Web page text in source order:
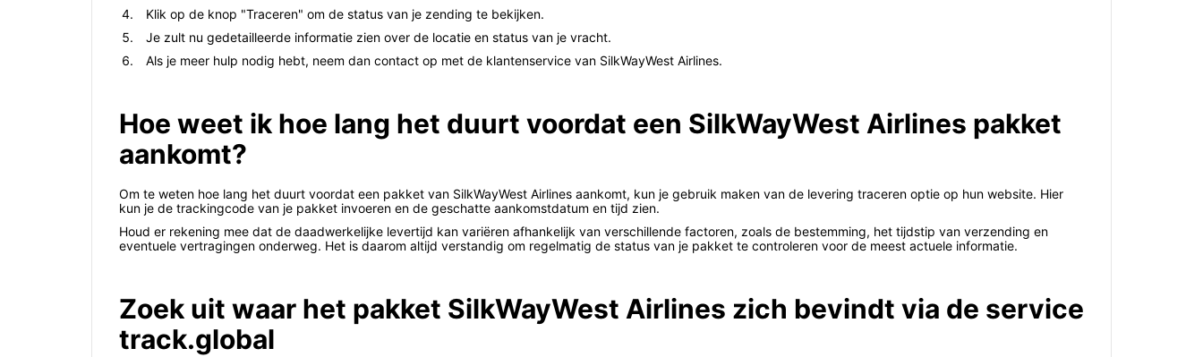
Klik op de knop "Traceren" om de status van je zending te bekijken.
Je zult nu gedetailleerde informatie zien over de locatie en status van je vracht.
Als je meer hulp nodig hebt, neem dan contact op met de klantenservice van SilkWayWest Airlines.
Hoe weet ik hoe lang het duurt voordat een SilkWayWest Airlines pakket
aankomt?
Om te weten hoe lang het duurt voordat een pakket van SilkWayWest Airlines aankomt, kun je gebruik maken van de levering traceren optie op hun website. Hier
kun je de trackingcode van je pakket invoeren en de geschatte aankomstdatum en tijd zien.
Houd er rekening mee dat de daadwerkelijke levertijd kan variëren afhankelijk van verschillende factoren, zoals de bestemming, het tijdstip van verzending en
eventuele vertragingen onderweg. Het is daarom altijd verstandig om regelmatig de status van je pakket te controleren voor de meest actuele informatie.
Zoek uit waar het pakket SilkWayWest Airlines zich bevindt via de service
track.global